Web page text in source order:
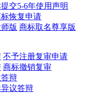
交5-6年使用声明
恢复申请
版 商标取名尊享版
不予注册复审申请
商标撤销复审
辩
议答辩